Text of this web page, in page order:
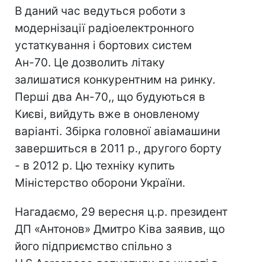
В даний час ведуться роботи з
модернізації радіоелектронного
устаткування і бортових систем
Ан-70. Це дозволить літаку
залишатися конкурентним на ринку.
Перші два Ан-70,, що будуються в
Києві, вийдуть вже в оновленому
варіанті. Збірка головної авіамашини
завершиться в 2011 р., другого борту
- в 2012 р. Цю техніку купить
Міністерство оборони України.
Нагадаємо, 29 вересня ц.р. президент
ДП «Антонов» Дмитро Ківа заявив, що
його підприємство спільно з